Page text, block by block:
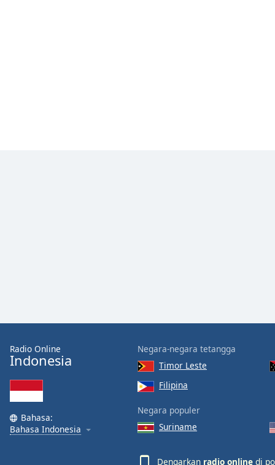
Radio Online
Indonesia
Bahasa:
Bahasa Indonesia
Negara-negara tetangga
Timor Leste
Filipina
Negara populer
Suriname
Dengarkan radio online di